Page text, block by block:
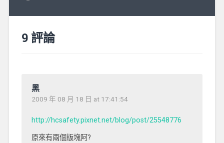
9 評論
黑
2009 年 08 月 18 日 at 17:41:54
http://hcsafety.pixnet.net/blog/post/25548776
原來有兩個版塊阿?